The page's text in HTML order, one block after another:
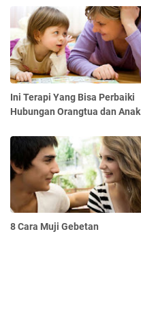
Ini Terapi Yang Bisa Perbaiki
Hubungan Orangtua dan Anak
8 Cara Muji Gebetan